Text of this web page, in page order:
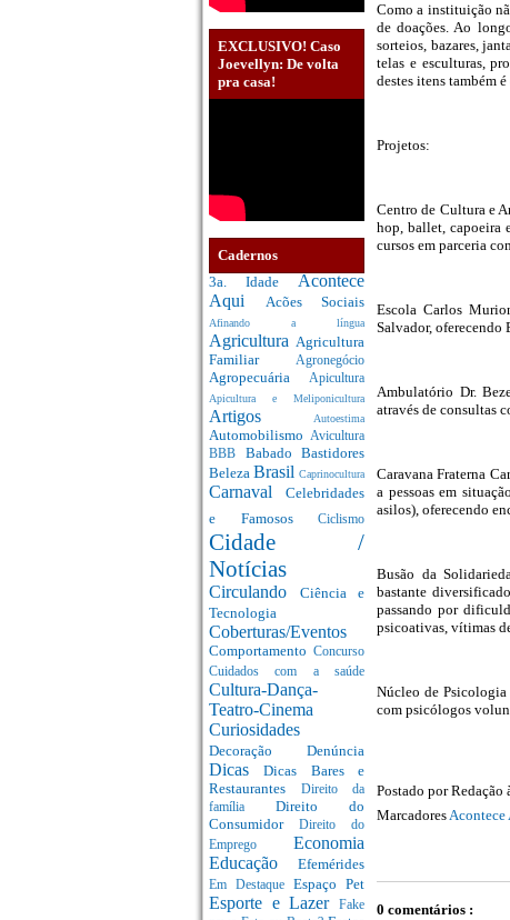
EXCLUSIVO! Caso
Joevellyn: De volta
pra casa!
Cadernos
3a. Idade Acontece
Aqui Acões Sociais
Afinando a língua
Agricultura Agricultura
Familiar Agronegócio
Agropecuária Apicultura
Apicultura e Meliponicultura
Artigos Autoestima
Automobilismo Avicultura
BBB Babado Bastidores
Beleza Brasil Caprinocultura
Carnaval Celebridades
e Famosos Ciclismo
Cidade /
Notícias
Circulando Ciência e
Tecnologia
Coberturas/Eventos
Comportamento Concurso
Cuidados com a saúde
Cultura-Dança-
Teatro-Cinema
Curiosidades
Decoração Denúncia
DicasDicas Bares e
Restaurantes
Direito da
família Direito do
Consumidor Direito do
Emprego Economia
Educação Efemérides
Em Destaque Espaço Pet
Esporte e Lazer
Fake
Como a instituição
de doações. Ao
sorteios, bazares,
telas e esculturas,
destes itens também
Projetos:
Centro de Cultura e
hop, ballet, capoeira
cursos em parceria
Escola Carlos
Salvador, oferecendo
Ambulatório Dr.
através de consultas
Caravana Fraterna
a pessoas em
asilos), oferecendo
Busão da
bastante
passando por
psicoativas, vítimas
Núcleo de Psicologia
com psicólogos
Postado porRedação
MarcadoresAcontece
0 comentários :